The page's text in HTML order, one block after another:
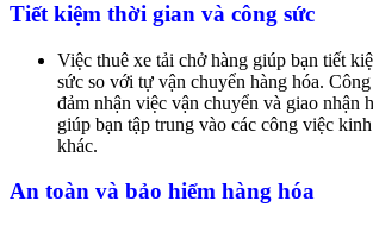
Tiết kiệm thời gian và công sức
Việc thuê xe tải chở hàng giúp bạn tiết
sức so với tự vận chuyển hàng hóa.
đảm nhận việc vận chuyển và giao nhận
giúp bạn tập trung vào các công việc
khác.
An toàn và bảo hiểm hàng hóa